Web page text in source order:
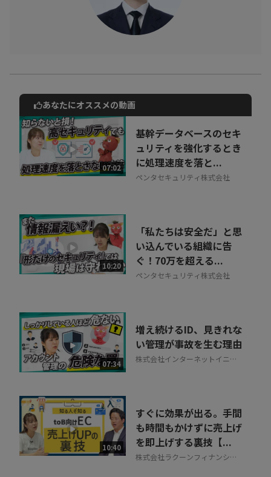
動画でご紹介しているサービスについて
お気軽にご相談・ご質問いただけます！
30秒でお申し込み可能
相談を希望する 無料
あなたにオススメの動画
07:02
基幹データベースのセキ
ュリティを強化するとき
に処理速度を落と...
ペンタセキュリティ株式会社
10:20
「私たちは安全だ」と思
い込んでいる組織に告
ぐ！70万を超える...
ペンタセキュリティ株式会社
07:34
増え続けるID、見きれな
い管理が事故を生む理由
株式会社インターネットイニシ
10:40
すぐに効果が出る。手間
も時間もかけずに売上げ
を即上げする裏技【...
株式会社ラクーンフィナンシャ